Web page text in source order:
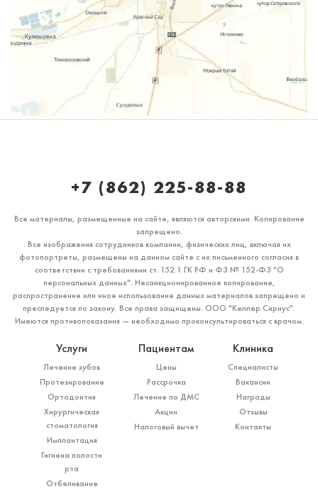
+7 (862) 225-88-88
Все материалы, размещенные на сайте, являются авторскими. Копирование
запрещено.
Все изображения сотрудников компании, физических лиц, включая их
фотопортреты, размещены на данном сайте с их письменного согласия в
соответствии с требованиями ст. 152.1 ГК РФ и ФЗ № 152-ФЗ "О
персональных данных". Несанкционированное копирование,
распространение или иное использование данных материалов запрещено и
преследуется по закону. Все права защищены. ООО "Келлер Сириус".
Имеются противопоказания — необходимо проконсультироваться с врачом.
Услуги
Лечение зубов
Протезирование
Ортодонтия
Хирургическая
стоматология
Имплантация
Гигиена полости
рта
Отбеливание
Пациентам
Цены
Рассрочка
Лечение по ДМС
Акции
Налоговый вычет
Клиника
Специалисты
Вакансии
Награды
Отзывы
Контакты